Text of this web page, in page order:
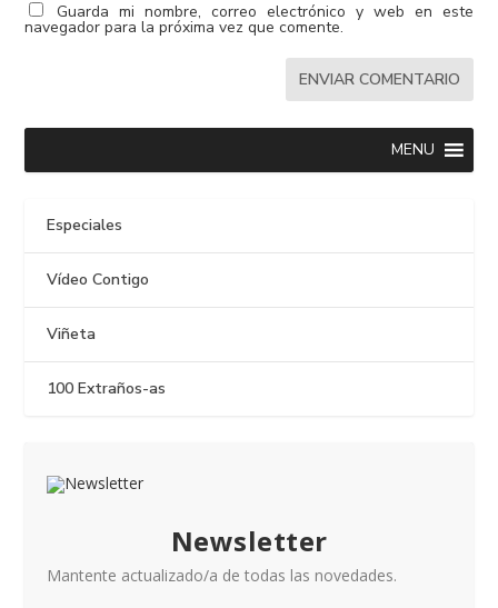
Guarda mi nombre, correo electrónico y web en este
navegador para la próxima vez que comente.
MENU
Especiales
Vídeo Contigo
Viñeta
100 Extraños-as
Newsletter
Mantente actualizado/a de todas las novedades.